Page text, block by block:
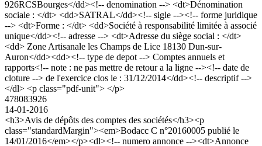
926RCSBourges</dd><!-- denomination --> <dt>Dénomination
sociale : </dt> <dd>SATRAL</dd><!-- sigle --><!-- forme juridique
--> <dt>Forme : </dt> <dd>Société à responsabilité limitée à associé
unique</dd><!-- adresse --> <dt>Adresse du siège social : </dt>
<dd> Zone Artisanale les Champs de Lice 18130 Dun-sur-
Auron</dd><dd><!-- type de depot --> Comptes annuels et
rapports<!-- note : ne pas mettre de retour a la ligne --><!-- date de
cloture --> de l'exercice clos le : 31/12/2014</dd><!-- descriptif -->
</dl> <p class="pdf-unit"> </p>
478083926
14-01-2016
<h3>Avis de dépôts des comptes des sociétés</h3><p
class="standardMargin"><em>Bodacc C n°20160005 publié le
14/01/2016</em></p><dl><!-- numero annonce --><dt>Annonce